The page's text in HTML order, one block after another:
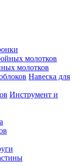
молотков
Навеска для
Инструмент и